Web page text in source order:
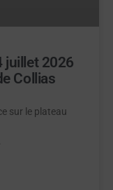
juillet 2026
Collias
sur le plateau